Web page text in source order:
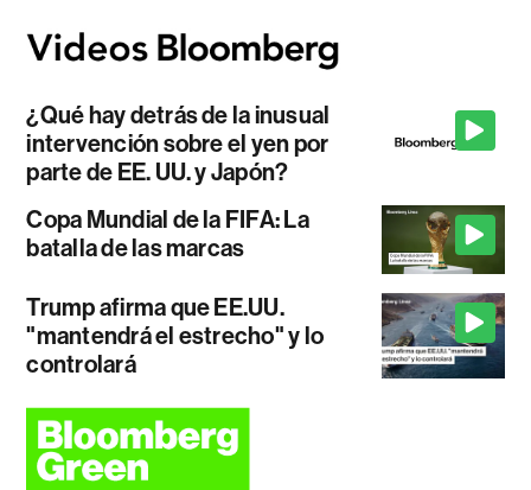
¿Qué hay detrás de la inusual
intervención sobre el yen por
parte de EE. UU. y Japón?
Copa Mundial de la FIFA: La
batalla de las marcas
Trump afirma que EE.UU.
"mantendrá el estrecho" y lo
controlará